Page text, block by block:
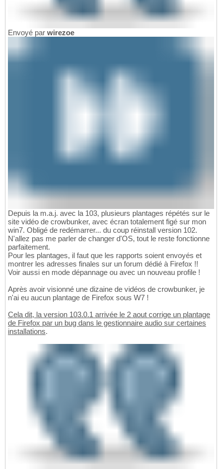
Envoyé par wirezoe
Depuis la m.a.j. avec la 103, plusieurs plantages répétés sur le
site vidéo de crowbunker, avec écran totalement figé sur mon
win7. Obligé de redémarrer... du coup réinstall version 102.
N'allez pas me parler de changer d'OS, tout le reste fonctionne
parfaitement.
Pour les plantages, il faut que les rapports soient envoyés et
montrer les adresses finales sur un forum dédié à Firefox !!
Voir aussi en mode dépannage ou avec un nouveau profile !
Après avoir visionné une dizaine de vidéos de crowbunker, je
n'ai eu aucun plantage de Firefox sous W7 !
Cela dit, la version 103.0.1 arrivée le 2 aout corrige un plantage
de Firefox par un bug dans le gestionnaire audio sur certaines
installations.